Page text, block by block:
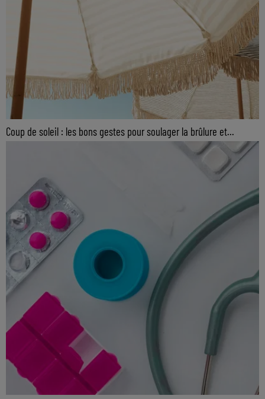
Coup de soleil : les bons gestes pour soulager la brûlure et...